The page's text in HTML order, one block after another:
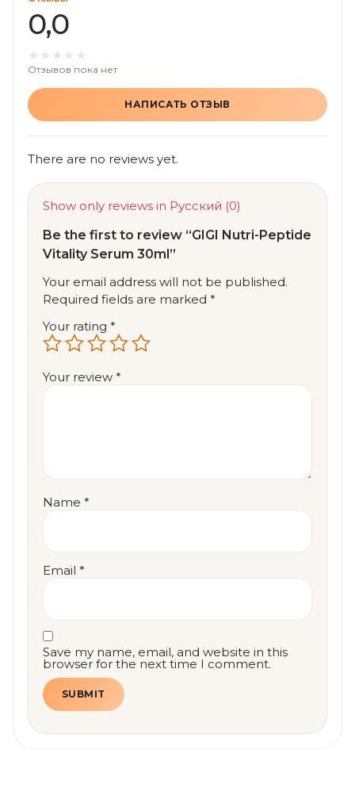
0,0
Отзывов пока нет
НАПИСАТЬ ОТЗЫВ
There are no reviews yet.
Show only reviews in Русский (0)
Be the first to review “GIGI Nutri-Peptide
Vitality Serum 30ml”
Your email address will not be published.
Required fields are marked *
Your rating *
Your review *
Name *
Email *
Save my name, email, and website in this
browser for the next time I comment.